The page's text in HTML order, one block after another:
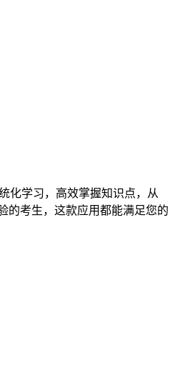
化学习，高效掌握知识点，从
的考生，这款应用都能满足您的